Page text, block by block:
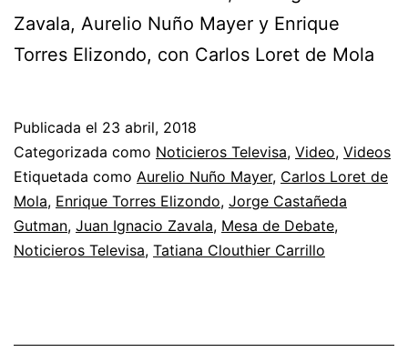
Zavala, Aurelio Nuño Mayer y Enrique
Torres Elizondo, con Carlos Loret de Mola
Publicada el 23 abril, 2018
Categorizada como Noticieros Televisa, Video, Videos
Etiquetada como Aurelio Nuño Mayer, Carlos Loret de
Mola, Enrique Torres Elizondo, Jorge Castañeda
Gutman, Juan Ignacio Zavala, Mesa de Debate,
Noticieros Televisa, Tatiana Clouthier Carrillo